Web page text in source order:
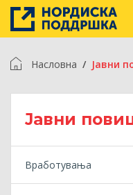
Насловна Jавни
Jавни
Вработувања